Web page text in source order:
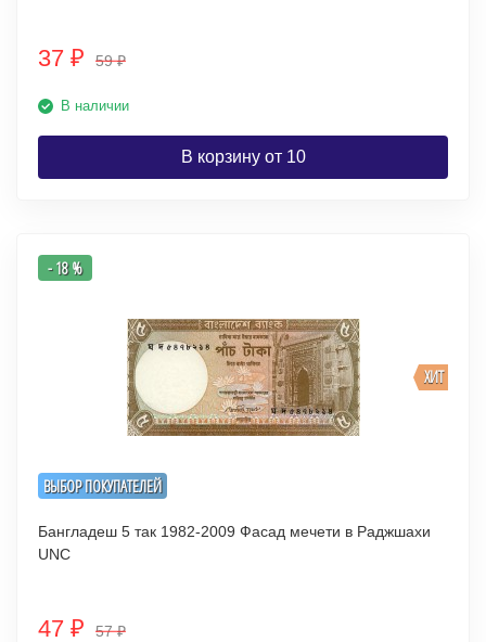
37 ₽ 59₽
В наличии
В корзину от 10
ВЫБОР ПОКУПАТЕЛЕЙ
ХИТ
- 18 %
Бангладеш 5 так 1982-2009 Фасад мечети в Раджшахи
UNC
47 ₽ 57₽